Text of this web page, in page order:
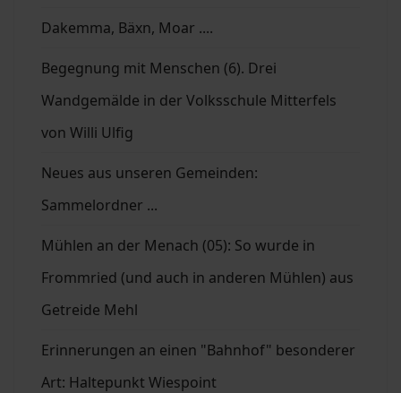
Dakemma, Bäxn, Moar ....
Begegnung mit Menschen (6). Drei
Wandgemälde in der Volksschule Mitterfels
von Willi Ulfig
Neues aus unseren Gemeinden:
Sammelordner ...
Mühlen an der Menach (05): So wurde in
Frommried (und auch in anderen Mühlen) aus
Getreide Mehl
Erinnerungen an einen "Bahnhof" besonderer
Art: Haltepunkt Wiespoint